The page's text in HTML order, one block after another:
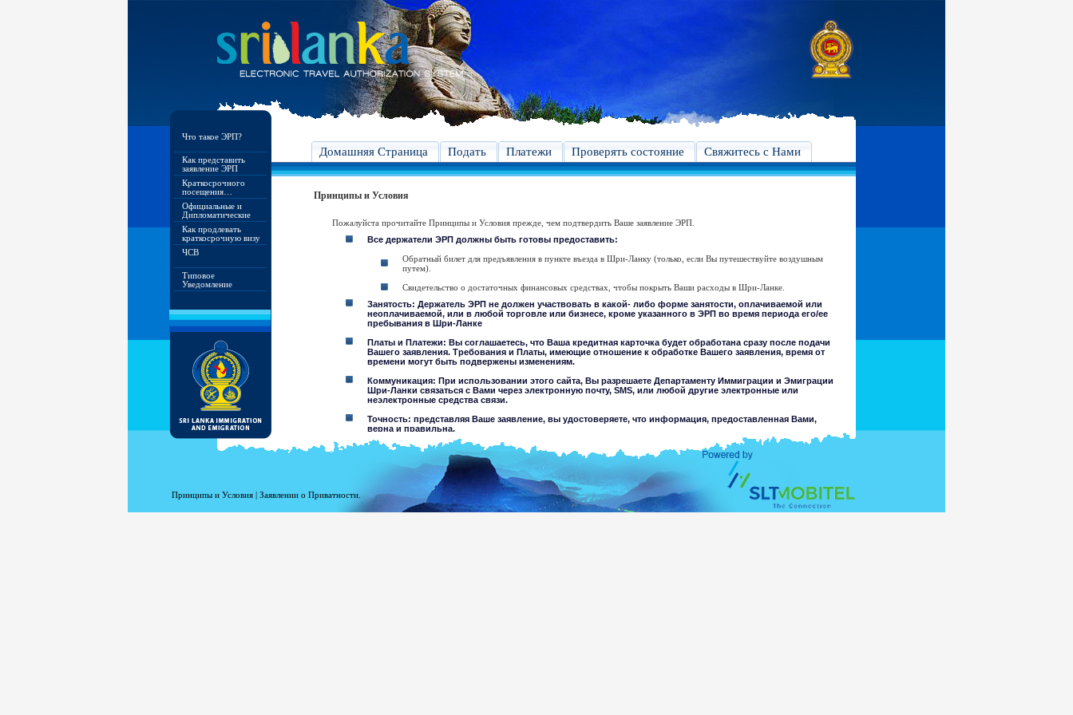
Что такое ЭРП?
Как представить
заявление ЭРП
Краткосрочного
посещения…
Официальные и
Дипломатические
Как продлевать
краткосрочную визу
ЧСВ
Типовое
Уведомление
Домашняя Страница Подать Платежи Проверять состояние Свяжитесь с Нами
Принципы и Условия
Пожалуйста прочитайте Принципы и Условия прежде, чем подтвердить Ваше заявление ЭРП.
Все держатели ЭРП должны быть готовы предоставить:
Обратный билет для предъявления в пункте въезда в Шри-Ланку (только, если Вы путешествуйте воздушным
путем).
Свидетельство о достаточных финансовых средствах, чтобы покрыть Ваши расходы в Шри-Ланке.
Занятость: Держатель ЭРП не должен участвовать в какой- либо форме занятости, оплачиваемой или
неоплачиваемой, или в любой торговле или бизнесе, кроме указанного в ЭРП во время периода его/ее
пребывания в Шри-Ланке
Платы и Платежи: Вы соглашаетесь, что Ваша кредитная карточка будет обработана сразу после подачи
Вашего заявления. Требования и Платы, имеющие отношение к обработке Вашего заявления, время от
времени могут быть подвержены изменениям.
Коммуникация: При использовании этого сайта, Вы разрешаете Департаменту Иммиграции и Эмиграции
Шри-Ланки связаться с Вами через электронную почту, SMS, или любой другие электронные или
неэлектронные средства связи.
Точность: представляя Ваше заявление, вы удостоверяете, что информация, предоставленная Вами,
верна и правильна.
Ограничения использования: Вы не можете использовать этот сайт в любой другой цели, кроме
Отклонение ответственности:
При использовании этого вебсайта Вы принимаете
Принципы и Условия | Заявлении о Приватности.